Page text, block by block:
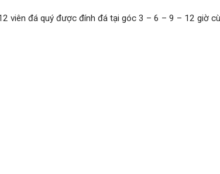
viên đá quý được đính đá tại góc 3 – 6 – 9 – 12 giờ